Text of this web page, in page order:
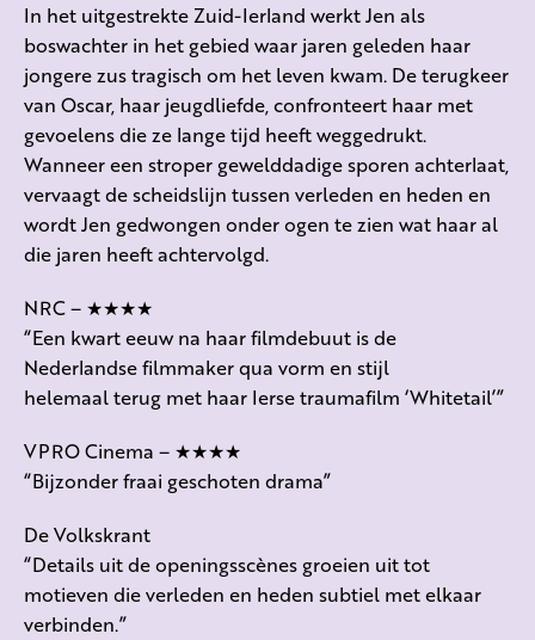
In het uitgestrekte Zuid-Ierland werkt Jen als
boswachter in het gebied waar jaren geleden haar
jongere zus tragisch om het leven kwam. De terugkeer
van Oscar, haar jeugdliefde, confronteert haar met
gevoelens die ze lange tijd heeft weggedrukt.
Wanneer een stroper gewelddadige sporen achterlaat,
vervaagt de scheidslijn tussen verleden en heden en
wordt Jen gedwongen onder ogen te zien wat haar al
die jaren heeft achtervolgd.
NRC – ★★★★
“Een kwart eeuw na haar filmdebuut is de
Nederlandse filmmaker qua vorm en stijl
helemaal terug met haar Ierse traumafilm ‘Whitetail’”
VPRO Cinema – ★★★★
“Bijzonder fraai geschoten drama”
De Volkskrant
“Details uit de openingsscènes groeien uit tot
motieven die verleden en heden subtiel met elkaar
verbinden.”